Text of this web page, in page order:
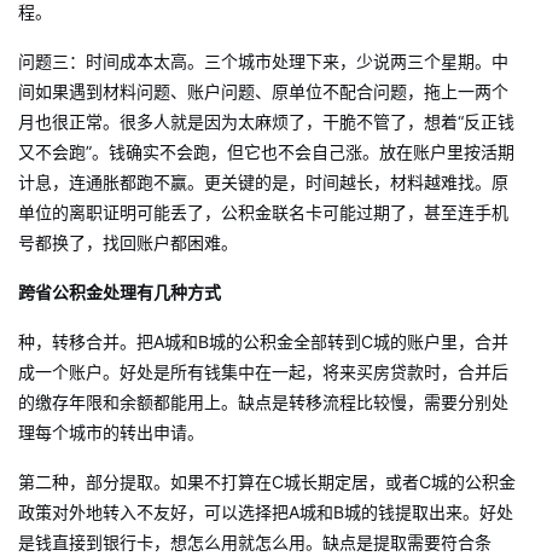
程。
问题三：时间成本太高。三个城市处理下来，少说两三个星期。中
间如果遇到材料问题、账户问题、原单位不配合问题，拖上一两个
月也很正常。很多人就是因为太麻烦了，干脆不管了，想着“反正钱
又不会跑”。钱确实不会跑，但它也不会自己涨。放在账户里按活期
计息，连通胀都跑不赢。更关键的是，时间越长，材料越难找。原
单位的离职证明可能丢了，公积金联名卡可能过期了，甚至连手机
号都换了，找回账户都困难。
跨省公积金处理有几种方式
种，转移合并。把A城和B城的公积金全部转到C城的账户里，合并
成一个账户。好处是所有钱集中在一起，将来买房贷款时，合并后
的缴存年限和余额都能用上。缺点是转移流程比较慢，需要分别处
理每个城市的转出申请。
第二种，部分提取。如果不打算在C城长期定居，或者C城的公积金
政策对外地转入不友好，可以选择把A城和B城的钱提取出来。好处
是钱直接到银行卡，想怎么用就怎么用。缺点是提取需要符合条